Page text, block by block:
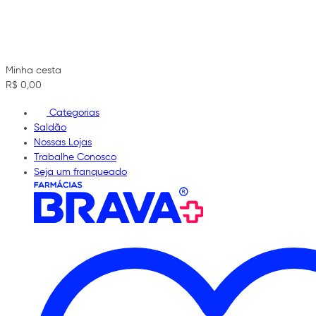
Minha cesta
R$ 0,00
Categorias
Saldão
Nossas Lojas
Trabalhe Conosco
Seja um franqueado